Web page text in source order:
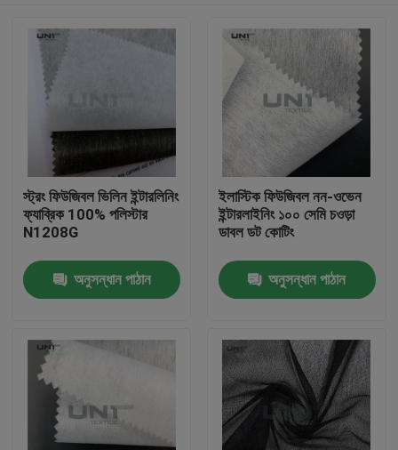
পণ্য
আমাদের সম্পর্কে
স্ট্রং ফিউজিবল ভিলিন ইন্টারলিনিং
ফ্যাব্রিক 100% পলিস্টার
N1208G
অনুসন্ধান পাঠান
ইলাস্টিক ফিউজিবল নন-ওভেন
ইন্টারলাইনিং ১০০ সেমি চওড়া
ডাবল ডট কোটিং
অনুসন্ধান পাঠান